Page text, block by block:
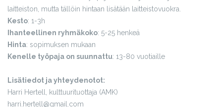
laitteiston, mutta tällöin hintaan lisätään laitteistovuokra.
Kesto: 1-3h
Ihanteellinen ryhmäkoko: 5-25 henkeä
Hinta: sopimuksen mukaan
Kenelle työpaja on suunnattu: 13-80 vuotiaille
Lisätiedot ja yhteydenotot:
Harri Hertell, kulttuurituottaja (AMK)
harri.hertell@gmail.com